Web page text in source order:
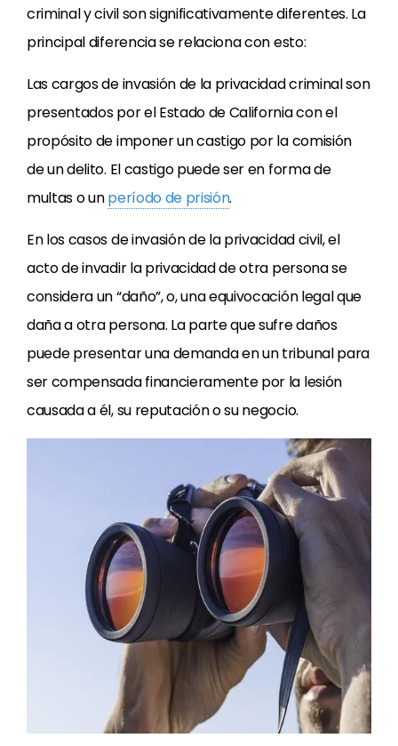
criminal y civil son significativamente diferentes. La
principal diferencia se relaciona con esto:
Las cargos de invasión de la privacidad criminal son
presentados por el Estado de California con el
propósito de imponer un castigo por la comisión
de un delito. El castigo puede ser en forma de
multas o unperíodo de prisión.
En los casos de invasión de la privacidad civil, el
acto de invadir la privacidad de otra persona se
considera un “daño”, o, una equivocación legal que
daña a otra persona. La parte que sufre daños
puede presentar una demanda en un tribunal para
ser compensada financieramente por la lesión
causada a él, su reputación o su negocio.